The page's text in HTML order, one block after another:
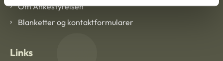
Om Ankestyrelsen
Blanketter og kontaktformularer
Links